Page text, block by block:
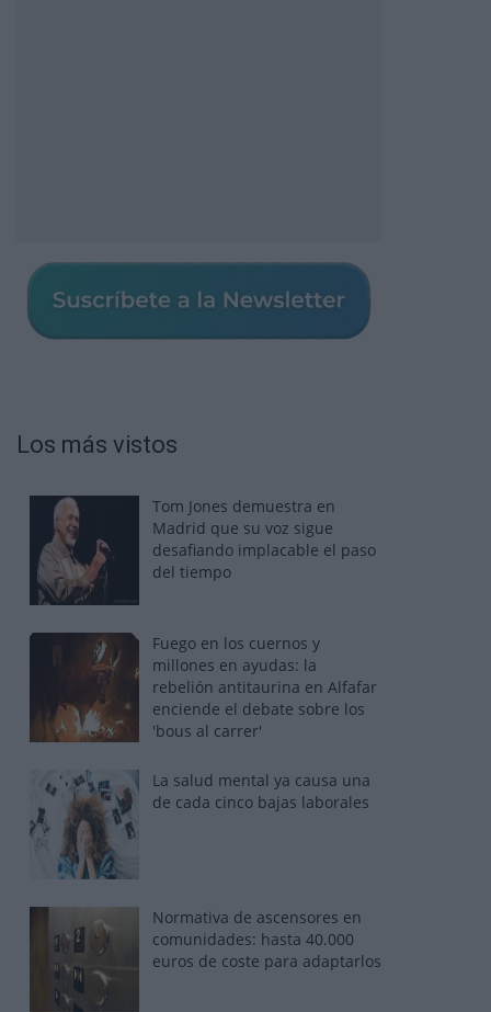
Los más vistos
Tom Jones demuestra en
Madrid que su voz sigue
desafiando implacable el paso
del tiempo
Fuego en los cuernos y
millones en ayudas: la
rebelión antitaurina en Alfafar
enciende el debate sobre los
'bous al carrer'
La salud mental ya causa una
de cada cinco bajas laborales
Normativa de ascensores en
comunidades: hasta 40.000
euros de coste para adaptarlos